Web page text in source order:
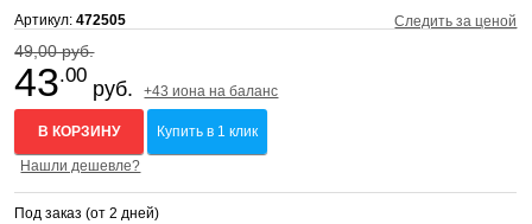
Артикул:472505 Следить за ценой
49,00 руб.
43.00
руб. +43 иона на баланс
В КОРЗИНУ Купить в 1 клик
Нашли дешевле?
Под заказ (от 2 дней)